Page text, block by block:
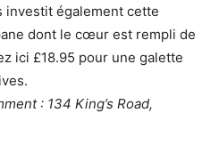
investit également cette
dont le cœur est rempli de
ici £18.95 pour une galette
: 134 King’s Road,